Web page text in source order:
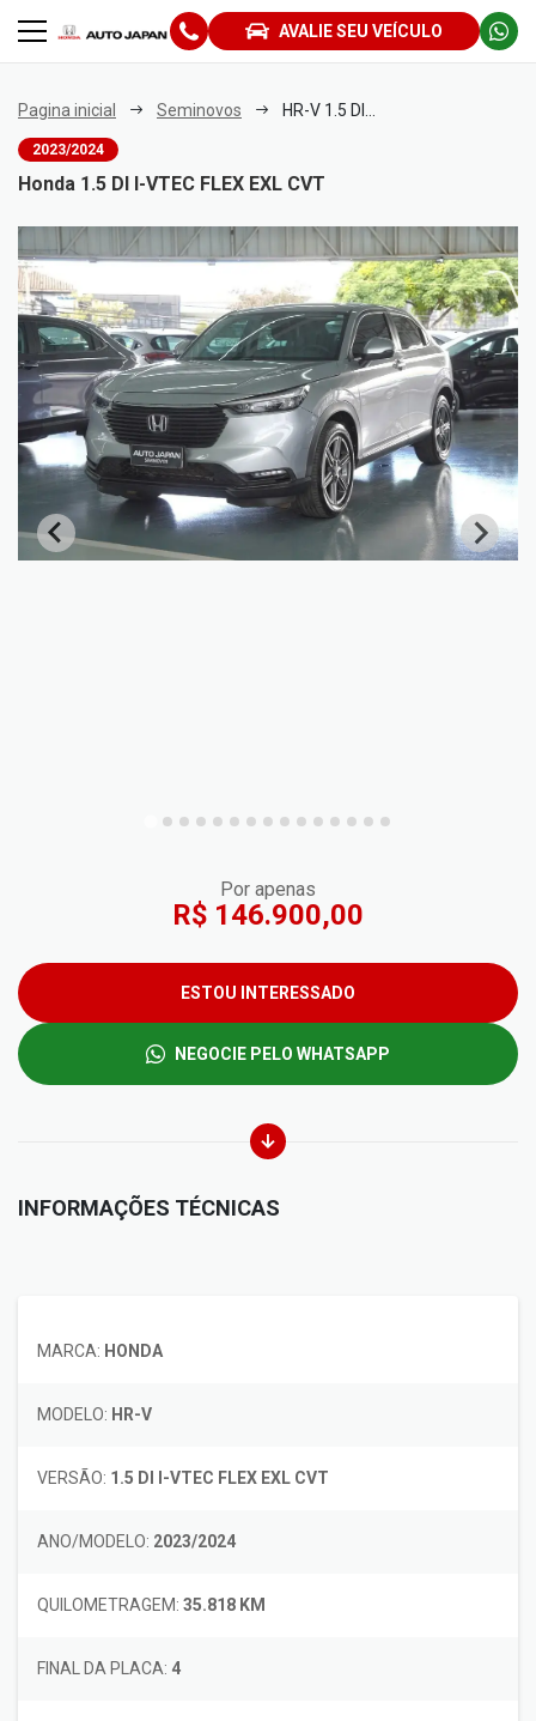
AVALIE SEU VEÍCULO
Pagina inicial Seminovos
2023/2024
Honda 1.5 DI I-VTEC FLEX EXL CVT
Por apenas
R$ 146.900,00
ESTOU INTERESSADO
NEGOCIE PELO WHATSAPP
INFORMAÇÕES TÉCNICAS
MARCA: HONDA
MODELO: HR-V
VERSÃO: 1.5 DI I-VTEC FLEX EXL CVT
ANO/MODELO: 2023/2024
QUILOMETRAGEM: 35.818 KM
FINAL DA PLACA: 4